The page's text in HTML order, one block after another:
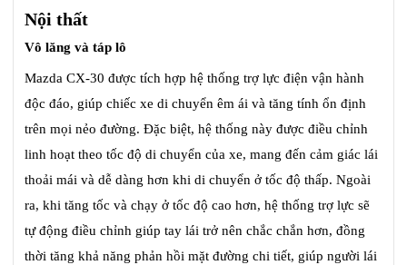
Nội thất
Vô lăng và táp lô
Mazda CX-30 được tích hợp hệ thống trợ lực điện vận hành
độc đáo, giúp chiếc xe di chuyển êm ái và tăng tính ổn định
trên mọi nẻo đường. Đặc biệt, hệ thống này được điều chỉnh
linh hoạt theo tốc độ di chuyển của xe, mang đến cảm giác lái
thoải mái và dễ dàng hơn khi di chuyển ở tốc độ thấp. Ngoài
ra, khi tăng tốc và chạy ở tốc độ cao hơn, hệ thống trợ lực sẽ
tự động điều chỉnh giúp tay lái trở nên chắc chắn hơn, đồng
thời tăng khả năng phản hồi mặt đường chi tiết, giúp người lái